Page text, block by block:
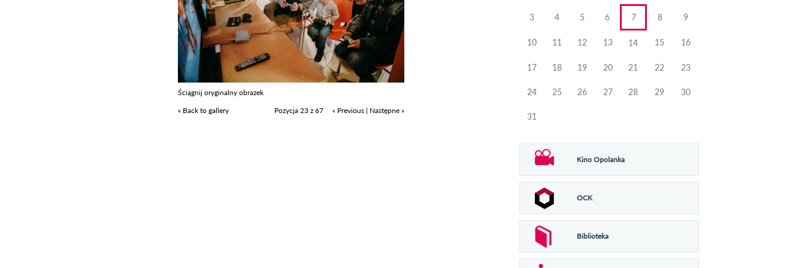
Ściągnij oryginalny obrazek
« Back to gallery
Pozycja 23 z 67 « Previous | Następne »
3 4 5 6 7 8 9
10 11 12 13 14 15 16
17 18 19 20 21 22 23
24 25 26 27 28 29 30
31
Kino Opolanka
OCK
Biblioteka